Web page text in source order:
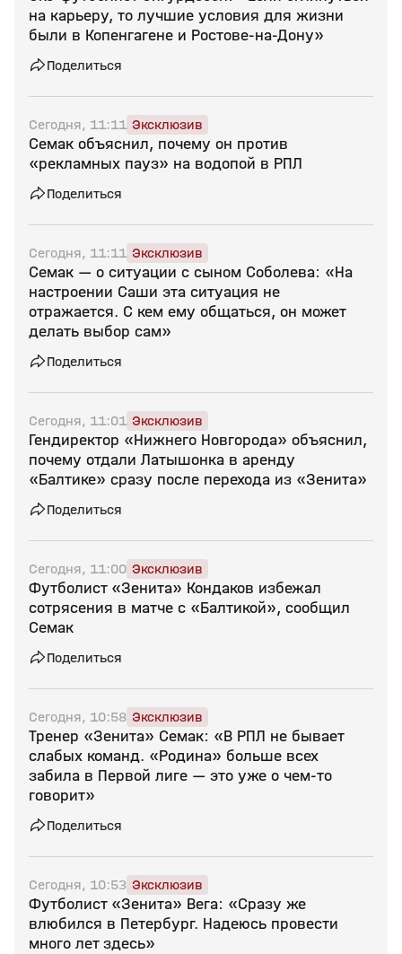
на карьеру, то лучшие условия для жизни
были в Копенгагене и Ростове‑на‑Дону»
Поделиться
Сегодня, 11:11 Эксклюзив
Семак объяснил, почему он против
«рекламных пауз» на водопой в РПЛ
Поделиться
Сегодня, 11:11 Эксклюзив
Семак — о ситуации с сыном Соболева: «На
настроении Саши эта ситуация не
отражается. С кем ему общаться, он может
делать выбор сам»
Поделиться
Сегодня, 11:01 Эксклюзив
Гендиректор «Нижнего Новгорода» объяснил,
почему отдали Латышонка в аренду
«Балтике» сразу после перехода из «Зенита»
Поделиться
Сегодня, 11:00 Эксклюзив
Футболист «Зенита» Кондаков избежал
сотрясения в матче с «Балтикой», сообщил
Семак
Поделиться
Сегодня, 10:58 Эксклюзив
Тренер «Зенита» Семак: «В РПЛ не бывает
слабых команд. «Родина» больше всех
забила в Первой лиге — это уже о чем‑то
говорит»
Поделиться
Сегодня, 10:53 Эксклюзив
Футболист «Зенита» Вега: «Сразу же
влюбился в Петербург. Надеюсь провести
много лет здесь»